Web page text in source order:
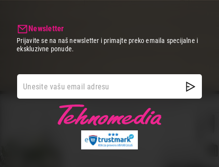
Newsletter
Prijavite se na naš newsletter i primajte preko emaila specijalne i
ekskluzivne ponude.